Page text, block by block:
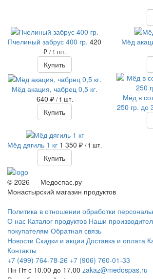
Пчелиный забрус 400 гр. 420
₽ / 1 шт.
Купить
Мёд
Мёд акация, чабрец 0,5 кг.
640 ₽ / 1 шт.
Купить
Мёд в
250 гр. до
Мёд дягиль 1 кг 1 350 ₽ / 1 шт.
Купить
© 2026 — Медоспас.ру
Монастырский магазин продуктов
Политика в отношении обработки
О нас Каталог продуктов Наши
покупателям Обратная связь
Новости Скидки и акции Доставка и оплата
Контакты
+7 (499) 764-78-26 +7 (906) 760-01-33
Пн-Пт с 10.00 до 17.00 zakaz@medospas.ru